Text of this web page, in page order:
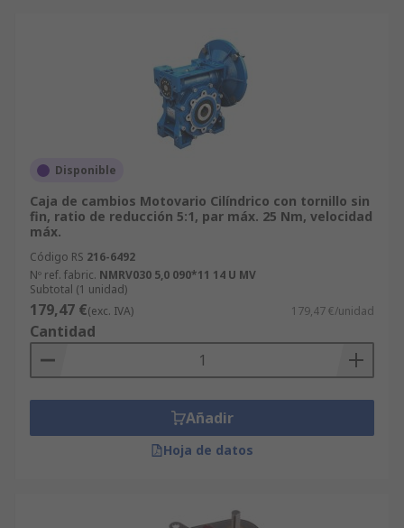
Disponible
Caja de cambios Motovario Cilíndrico con tornillo sin
fin, ratio de reducción 5:1, par máx. 25 Nm, velocidad
máx.
Código RS 216-6492
Nº ref. fabric. NMRV030 5,0 090*11 14 U MV
Subtotal (1 unidad)
179,47 €(exc. IVA) 179,47 €/unidad
Cantidad
Añadir
Hoja de datos